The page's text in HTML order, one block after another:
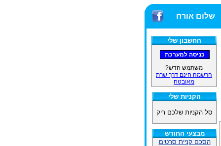
שלום אורח
החשבון שלי
משתמש חדש?
הרשמה חינם דרך שרת
מאובטח
הקניות שלי
סל הקניות שלכם ריק
מבצעי החודש
הסכם קניית סרטים